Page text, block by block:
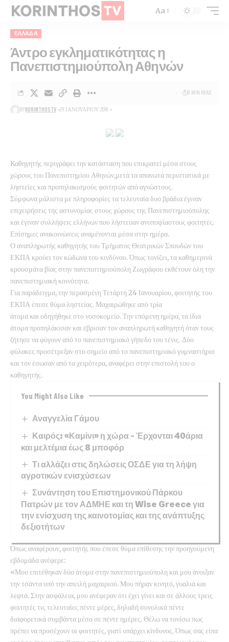
Aa
ΕΛΛΆΔΑ
Άντρο εγκληματικότητας η
Πανεπιστημιούπολη Αθηνών
BYKORINTHOSTV 29 ΙΑΝΟΥΑΡΊΟΥ 2018
8 MIN READ
Καθηγητής περιγράφει την κατάσταση που επικρατεί μέσα στους
χώρους του Πανεπιστημίου Αθηνών,μετά τα απανωτά περιστατικά με
ληστείες και προπηλακισμούς φοιτητών από αγνώστους.
Σύμφωνα μάλιστα με πληροφορίες τα τελευταία δυο βράδια έγιναν
επιχειρήσεις της αστυνομίας στους χώρους της Πανεπιστημιούπολης
και έγιναν συλλήψεις ελλήνων που λήστευαν ανυποψίαστους φοιτητές.
Επίσημες ανακοινώσεις αναμένονται μέσα στην ημέρα.
Ο αναπληρωτής καθηγητής του Τμήματος Θεατρικών Σπουδών του
ΕΚΠΑ κρούει τον κώδωνα του κινδύνου. Όπως τονίζει, τα καθημερινά
κρουσμάτα βίας στην πανεπιστημιούπολη Ζωγράφου εκθέτουν όλη την
πανεπιστημιακή κοινότητα.
Για παράδειγμα, την περασμένη Τετάρτη 24 Ιανουαρίου, φοιτητής του
ΕΚΠΑ έπεσε θύμα ληστείας. Μαχαιρώθηκε από τρία
άτομα και οδηγήθηκε στο νοσοκομείο. Την επόμενη ημέρα, τα ίδια
άτομα προπηλάκισαν και έβρισαν τον αναπληρωτή καθηγητή όταν τους
ζήτησε να φύγουν από το πανεπιστημιακό γήπεδο του τένις. Δύο
φύλακες προσέτρεξαν στο σημείο από το πανεπιστημιακό γυμναστήριο
και τον έσωσαν από τα χειρότερα, αναφέρει στην επιστολή του ο
καθηγητής.
You Might Also Like
Αναγγελία Γάμου
Καιρός: «Καμίνι» η χώρα – Έρχονται 40άρια
και μελτέμια έως 8 μποφόρ
Τι αλλάζει στις δηλώσεις ΟΣΔΕ για τη λήψη
αγροτικών ενισχύσεων
Συνάντηση του Επιστημονικού Πάρκου
Πατρών με τον ΑΔΜΗΕ και τη Wise Greece για
την ενίσχυση της καινοτομίας και της ανάπτυξης
δεξιοτήτων
Όπως αναφέρουν, φοιτητής που έπεσε θύμα επίθεσης την προηγούμενη
εβδομάδα ανέφερε:
«Μου επιτέθηκαν δύο άτομα στην πανεπιστημιούπολη και μου άνοιξαν
την τσάντα υπό την απειλή μαχαιριού. Μου πήραν κινητό, γυαλιά και
λεφτά. Στην ασφάλεια, μου ανέφεραν ότι έχει γίνει και σε άλλους τρεις
φοιτητές τις τελευταίες πέντε μέρες, δηλαδή συνολικά πέντε
διαφορετικά συμβάντα μέσα σε πέντε ημέρες. Θέλω να τονίσω πως
πρέπει να προσέχουν οι φοιτητές, γιατί υπάρχει κίνδυνος. Όπως σας είπα